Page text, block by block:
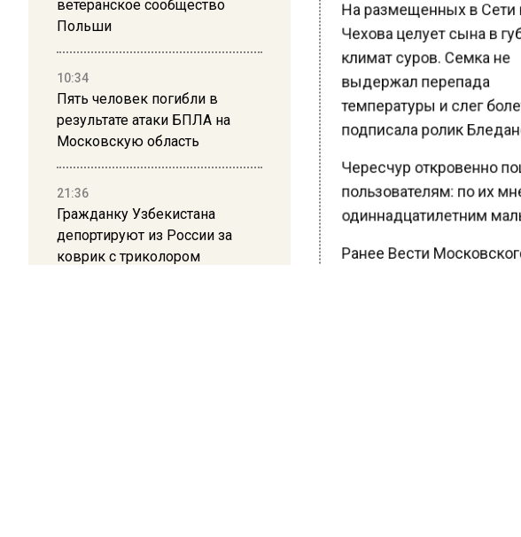
ветеранское сообщество
Польши
10:34
Пять человек погибли в
результате атаки БПЛА на
Московскую область
21:36
Гражданку Узбекистана
депортируют из России за
коврик с триколором
На размещенных в Сети
Чехова целует сына в
климат суров. Семка не
выдержал перепада
температуры и слег
подписала ролик
Чересчур откровенно
пользователям: по их
одиннадцатилетним
Ранее Вести